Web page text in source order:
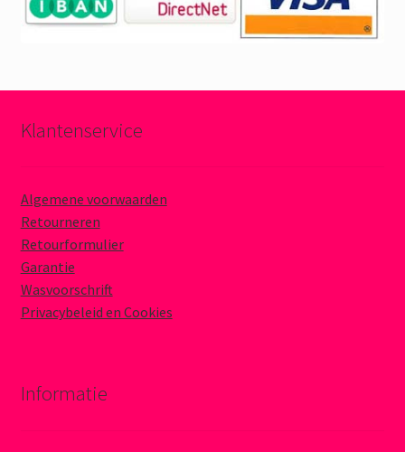
Klantenservice
Algemene voorwaarden
Retourneren
Retourformulier
Garantie
Wasvoorschrift
Privacybeleid en Cookies
Informatie